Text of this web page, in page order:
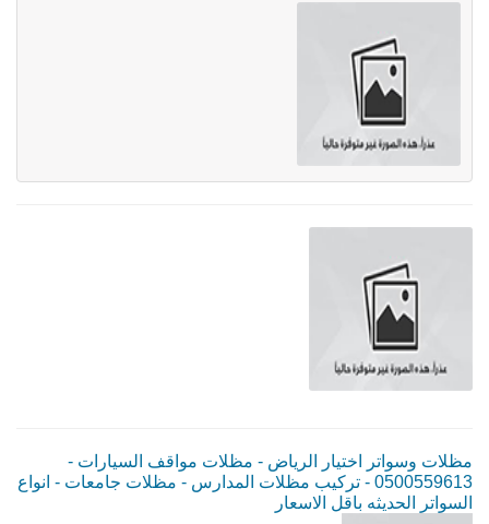
مظلات وسواتر اختيار الرياض - مظلات مواقف السيارات -
0500559613 - تركيب مظلات المدارس - مظلات جامعات - انواع
السواتر الحديثه باقل الاسعار